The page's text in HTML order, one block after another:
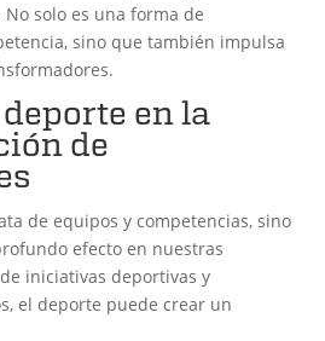
solo es una forma de
sino que también impulsa
en la
de
de equipos y competencias, sino
efecto en nuestras
iniciativas deportivas y
el deporte puede crear un